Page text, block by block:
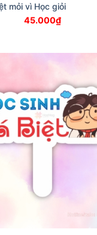
mỏi vì Học giỏi
45.000₫